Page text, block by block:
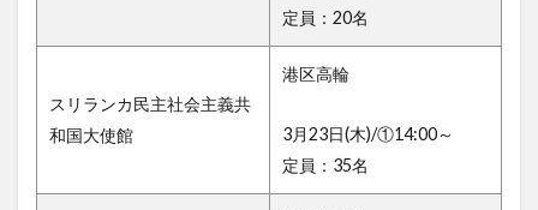
定員：20名
スリランカ民主社会主義共
和国大使館
港区高輪
3月23日(木)/①14:00～
定員：35名